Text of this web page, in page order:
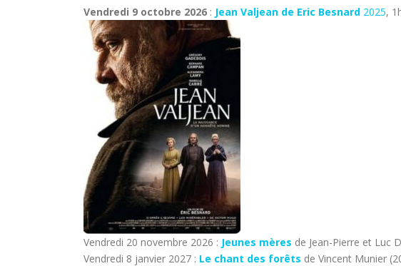
Vendredi 9 octobre 2026 : Jean Valjean de Eric Besnard 2025,
Vendredi 20 novembre 2026 : Jeunes mères de Jean-Pierre et Luc
Vendredi 8 janvier 2027 : Le chant des forêts de Vincent Munier